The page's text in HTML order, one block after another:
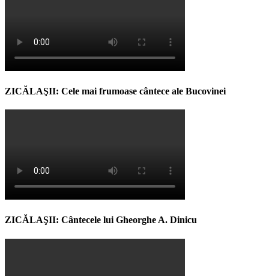
ZICĂLAŞII: Cele mai frumoase cântece ale Bucovinei
ZICĂLAŞII: Cântecele lui Gheorghe A. Dinicu